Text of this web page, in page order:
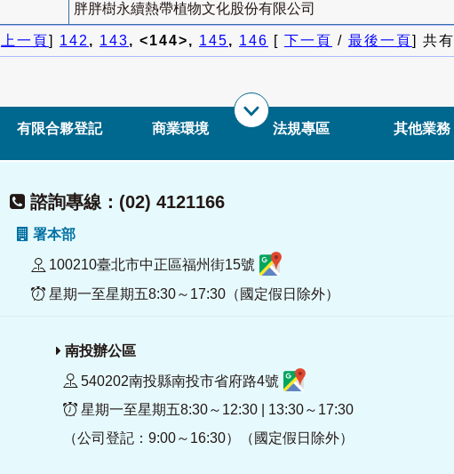
胖胖樹永續熱帶植物文化股份有限公司
上一頁] 142, 143, <144>, 145, 146 [ 下一頁 / 最後一頁] 共有
有限合夥登記 商業環境 法規專區 其他業務
諮詢專線：(02) 4121166
署本部
100210臺北市中正區福州街15號
星期一至星期五8:30～17:30（國定假日除外）
南投辦公區
540202南投縣南投市省府路4號
星期一至星期五8:30～12:30 | 13:30～17:30
（公司登記：9:00～16:30）（國定假日除外）